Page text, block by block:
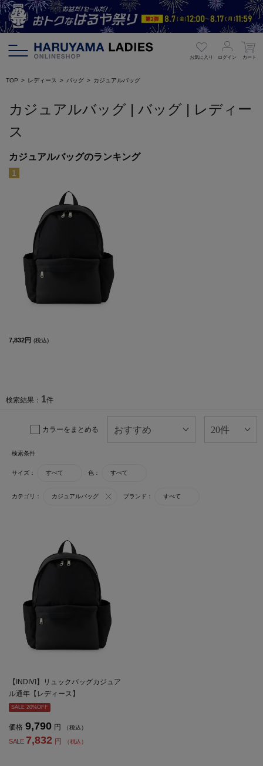
お気に入り ログイン カート
TOP レディース バッグ カジュアルバッグ
カジュアルバッグ | バッグ | レディー
ス
カジュアルバッグのランキング
1
7,832円 (税込)
検索結果： 1件
カラーをまとめる
検索条件
サイズ： すべて 色： すべて
カテゴリ： カジュアルバッグ ブランド： すべて
【INDIVI】リュックバッグカジュア
ル通年【レディース】
SALE 20%OFF
価格 9,790 円 （税込）
SALE 7,832 円 （税込）